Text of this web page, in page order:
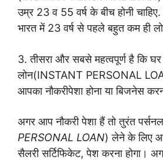
उम्र 23 व 55 वर्ष के बीच होनी चाहिए.
भारत में 23 वर्ष से पहले बहुत कम ही
3. तीसरा और सबसे महत्वपूर्ण है कि
लोन(INSTANT PERSONAL
आपका नौकरीपेशा होना या बिजनेस
अगर आप नौकरी पेशा हैं तो तुरंत
PERSONAL LOAN) लेने के लिए
सैलरी सर्टिफिकेट, पेश करना होगा।